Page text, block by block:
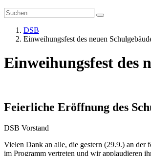
DSB
Einweihungsfest des neuen
Einweihungsfest des
Feierliche Eröffnung des
DSB Vorstand
Vielen Dank an alle, die gestern (29.9.) an der
im Programm vertreten und wir applaudieren